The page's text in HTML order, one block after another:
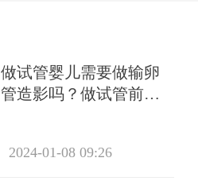
做试管婴儿需要做输卵
管造影吗？做试管前必
2024-01-08 09:26